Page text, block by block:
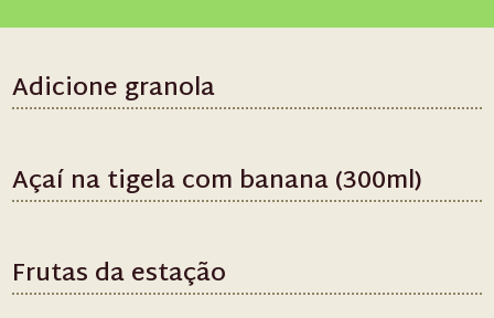
Adicione granola
Açaí na tigela com banana (300ml)
Frutas da estação